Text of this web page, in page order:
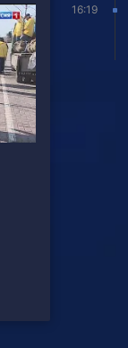
16:19